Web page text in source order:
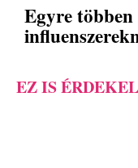
Egyre többen
EZ IS